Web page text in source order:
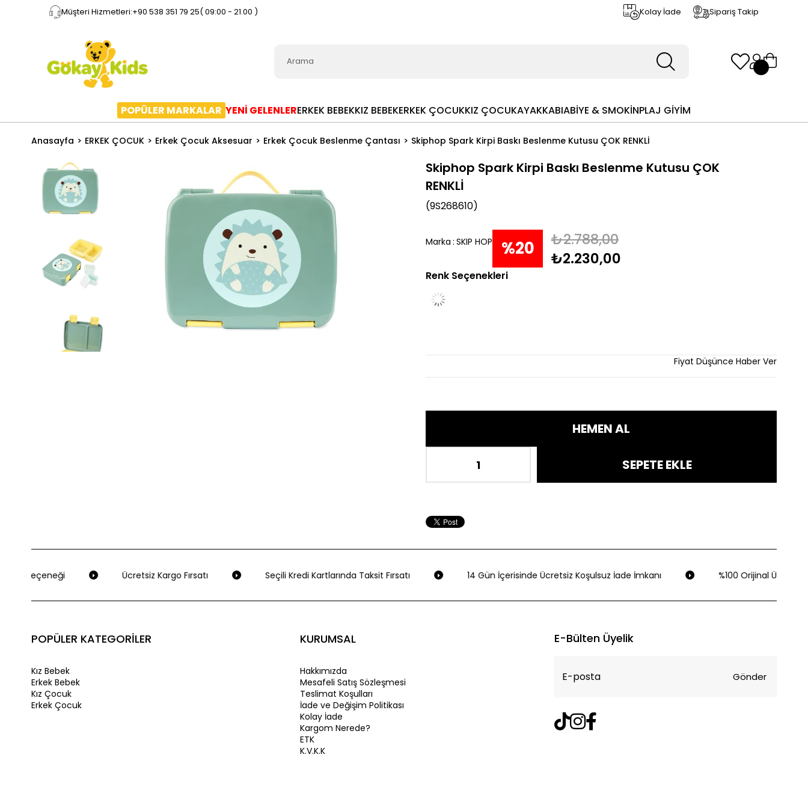
Müşteri Hizmetleri:+90 538 351 79 25( 09:00 - 21.00 ) Kolay İade Sipariş Takip
POPÜLER MARKALAR YENİ GELENLERERKEK BEBEKKIZ BEBEKERKEK ÇOCUKKIZ ÇOCUKAYAKKABIABİYE & SMOKİNPLAJ GİYİM
Anasayfa ERKEK ÇOCUK Erkek Çocuk Aksesuar Erkek Çocuk Beslenme Çantası Skiphop Spark Kirpi Baskı Beslenme Kutusu ÇOK RENKLİ
Skiphop Spark Kirpi Baskı Beslenme Kutusu ÇOK
RENKLİ
(9S268610)
Marka : SKIP HOP %20
İndirim
₺2.788,00
₺2.230,00
Renk Seçenekleri
Fiyat Düşünce Haber Ver
Seçeneği Ücretsiz Kargo Fırsatı Seçili Kredi Kartlarında Taksit Fırsatı 14 Gün İçerisinde Ücretsiz Koşulsuz İade İmkanı %100 Orijinal Ürün
POPÜLER KATEGORİLER
Kız Bebek
Erkek Bebek
Kız Çocuk
Erkek Çocuk
KURUMSAL
Hakkımızda
Mesafeli Satış Sözleşmesi
Teslimat Koşulları
İade ve Değişim Politikası
Kolay İade
Kargom Nerede?
ETK
K.V.K.K
E-Bülten Üyelik
Gönder